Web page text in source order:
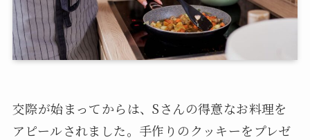
交際が始まってからは、Sさんの得意なお料理を
アピールされました。手作りのクッキーをプレゼ